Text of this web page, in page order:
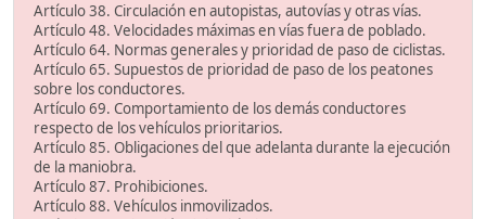
Artículo 38. Circulación en autopistas, autovías y otras vías.
Artículo 48. Velocidades máximas en vías fuera de poblado.
Artículo 64. Normas generales y prioridad de paso de ciclistas.
Artículo 65. Supuestos de prioridad de paso de los peatones
sobre los conductores.
Artículo 69. Comportamiento de los demás conductores
respecto de los vehículos prioritarios.
Artículo 85. Obligaciones del que adelanta durante la ejecución
de la maniobra.
Artículo 87. Prohibiciones.
Artículo 88. Vehículos inmovilizados.